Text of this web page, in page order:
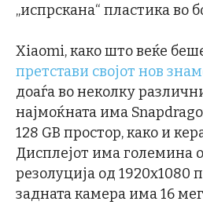
„испрскана“ пластика во
Xiaomi, како што веќе
претстави својот нов
доаѓа во неколку
најмоќната има
128 GB простор, како и
Дисплејот има големина
резолуција од 1920х1080
задната камера има 16